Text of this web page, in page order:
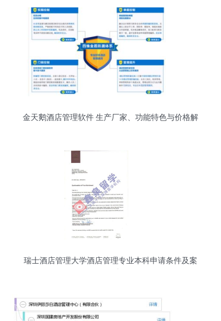
金天鹅酒店管理软件 生产厂家、功能特色与价格解
瑞士酒店管理大学酒店管理专业本科申请条件及案